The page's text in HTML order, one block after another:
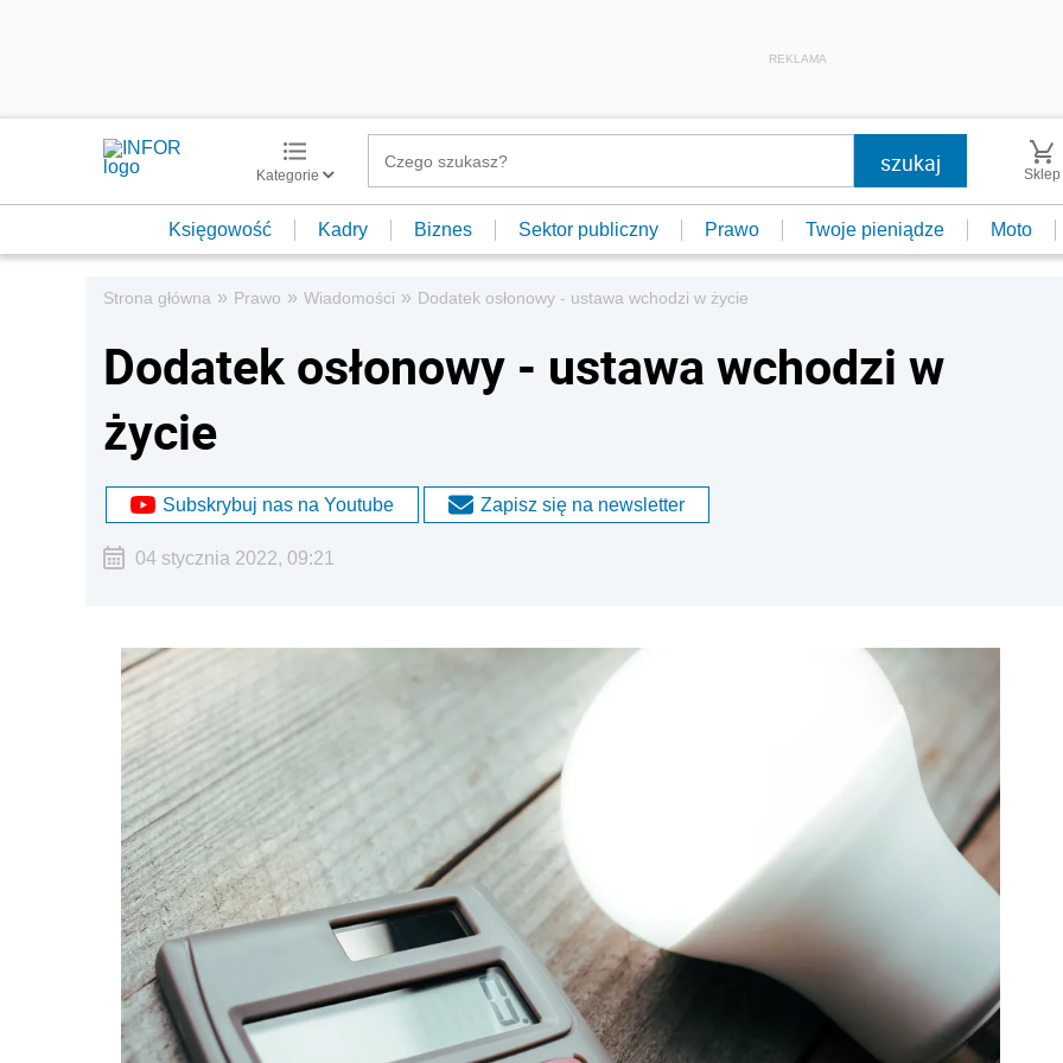
REKLAMA
Kategorie Sklep
Księgowość Kadry Biznes Sektor publiczny Prawo Twoje pieniądze Moto
Strona główna » Prawo » Wiadomości » Dodatek osłonowy - ustawa wchodzi w życie
Dodatek osłonowy - ustawa wchodzi w
życie
Subskrybuj nas na Youtube Zapisz się na newsletter
04 stycznia 2022, 09:21